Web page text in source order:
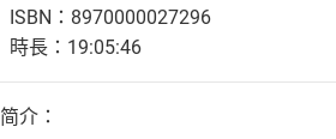
ISBN：8970000027296
時長：19:05:46
介：